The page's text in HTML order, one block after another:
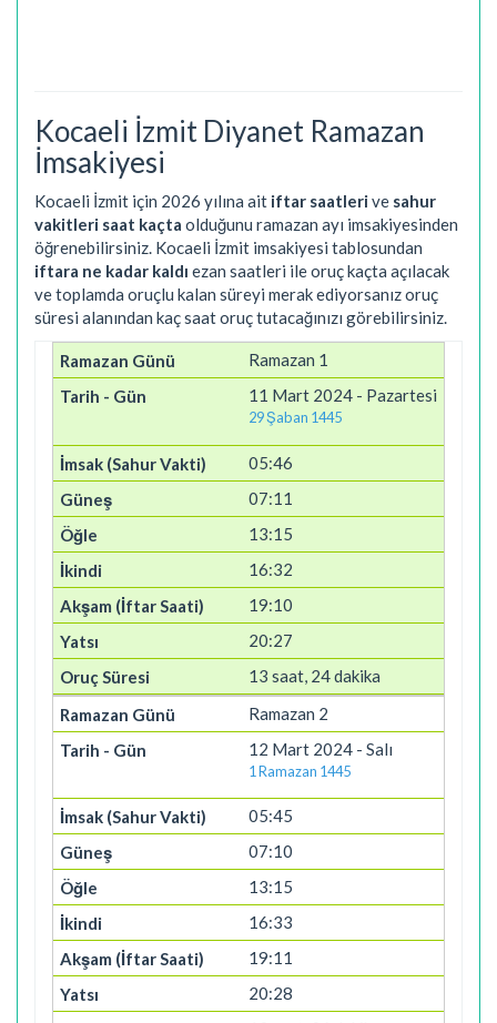
Kocaeli İzmit Diyanet Ramazan
İmsakiyesi
Kocaeli İzmit için 2026 yılına ait iftar saatlerive sahur
vakitleri saat kaçta olduğunu ramazan ayı imsakiyesinden
öğrenebilirsiniz. Kocaeli İzmit imsakiyesi tablosundan
iftara ne kadar kaldı ezan saatleri ile oruç kaçta açılacak
ve toplamda oruçlu kalan süreyi merak ediyorsanız oruç
süresi alanından kaç saat oruç tutacağınızı görebilirsiniz.
Ramazan 1
11 Mart 2024 - Pazartesi
29 Şaban 1445
05:46
07:11
13:15
16:32
19:10
20:27
13 saat, 24 dakika
Ramazan 2
12 Mart 2024 - Salı
1 Ramazan 1445
05:45
07:10
13:15
16:33
19:11
20:28